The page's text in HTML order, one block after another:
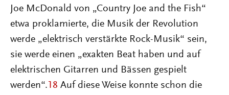
Joe McDonald von „Country Joe and the Fish“
etwa proklamierte, die Musik der Revolution
werde „elektrisch verstärkte Rock-Musik“ sein,
sie werde einen „exakten Beat haben und auf
elektrischen Gitarren und Bässen gespielt
werden“. 18 Auf diese Weise konnte schon die